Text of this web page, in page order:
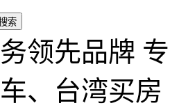
领先品牌
、台湾买房